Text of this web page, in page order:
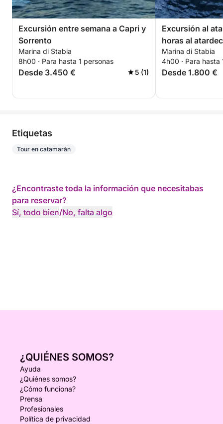
Excursión entre semana a Capri y
Sorrento
Marina di Stabia
8h00 · Para hasta 1 personas
Desde 3.450 € 5 (1)
Excursión al
horas al
Ischia y
Stabia.
Marina di Stabia
4h00 · Para hasta
Desde 1.800 €
Etiquetas
Tour en catamarán
¿Encontraste toda la información que necesitabas
para reservar?
Sí, todo bien/No, falta algo
¿QUIÉNES SOMOS?
Ayuda
¿Quiénes somos?
¿Cómo funciona?
Prensa
Profesionales
Política de privacidad